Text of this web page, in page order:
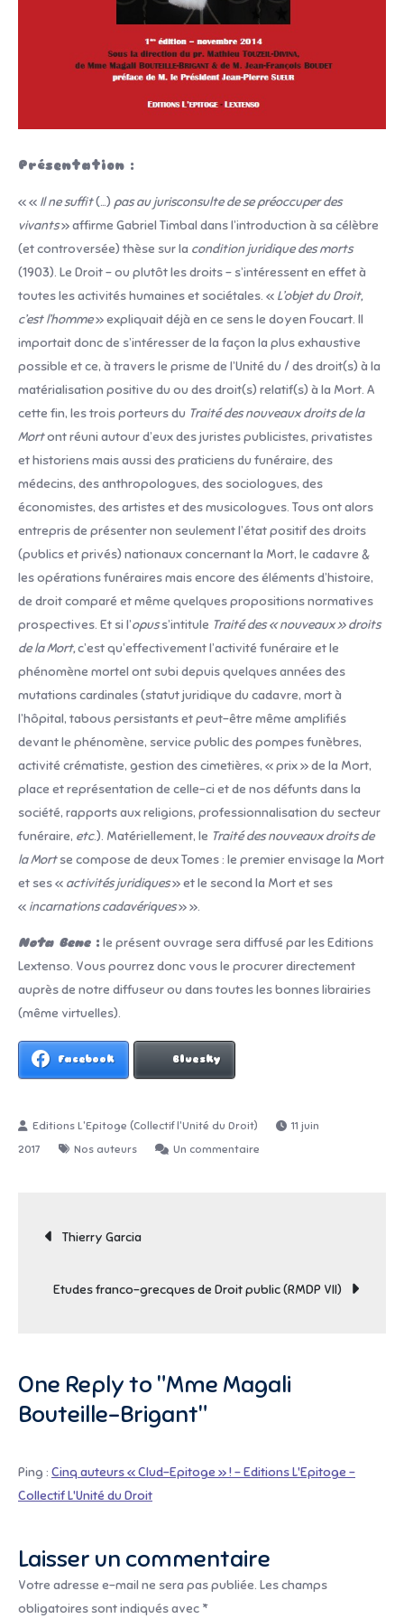
Présentation :
« « Il ne suffit(…) pas au jurisconsulte de se préoccuper des
vivants» affirme Gabriel Timbal dans l’introduction à sa célèbre
(et controversée) thèse sur la condition juridique des morts
(1903). Le Droit – ou plutôt les droits – s’intéressent en effet à
toutes les activités humaines et sociétales. « L’objet du Droit,
c’est l’homme» expliquait déjà en ce sens le doyen Foucart. Il
importait donc de s’intéresser de la façon la plus exhaustive
possible et ce, à travers le prisme de l’Unité du / des droit(s) à la
matérialisation positive du ou des droit(s) relatif(s) à la Mort. A
cette fin, les trois porteurs du Traité des nouveaux droits de la
Mortont réuni autour d’eux des juristes publicistes, privatistes
et historiens mais aussi des praticiens du funéraire, des
médecins, des anthropologues, des sociologues, des
économistes, des artistes et des musicologues. Tous ont alors
entrepris de présenter non seulement l’état positif des droits
(publics et privés) nationaux concernant la Mort, le cadavre &
les opérations funéraires mais encore des éléments d’histoire,
de droit comparé et même quelques propositions normatives
prospectives. Et si l’opuss’intitule Traité des « nouveaux » droits
de la Mort,c’est qu’effectivement l’activité funéraire et le
phénomène mortel ont subi depuis quelques années des
mutations cardinales (statut juridique du cadavre, mort à
l’hôpital, tabous persistants et peut-être même amplifiés
devant le phénomène, service public des pompes funèbres,
activité crématiste, gestion des cimetières, « prix » de la Mort,
place et représentation de celle-ci et de nos défunts dans la
société, rapports aux religions, professionnalisation du secteur
funéraire, etc.). Matériellement, le Traité des nouveaux droits de
la Mortse compose de deux Tomes : le premier envisage la Mort
et ses « activités juridiques» et le second la Mort et ses
« incarnations cadavériques» ».
Nota Bene: le présent ouvrage sera diffusé par les Editions
Lextenso. Vous pourrez donc vous le procurer directement
auprès de notre diffuseur ou dans toutes les bonnes librairies
(même virtuelles).
Facebook Bluesky
11 juin
2017
Nos auteurs Un commentaire
Navigation
de
Thierry Garcia
Etudes franco-grecques de Droit public (RMDP VII)
One Reply to "Mme Magali
Bouteille-Brigant"
Ping : Cinq auteurs « Clud-Epitoge » ! – Editions L'Epitoge –
Collectif L'Unité du Droit
Laisser un commentaire
Votre adresse e-mail ne sera pas publiée. Les champs
obligatoires sont indiqués avec *